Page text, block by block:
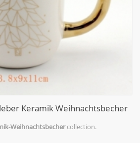
Keramik Weihnachtsbecher
Weihnachtsbechercollection.